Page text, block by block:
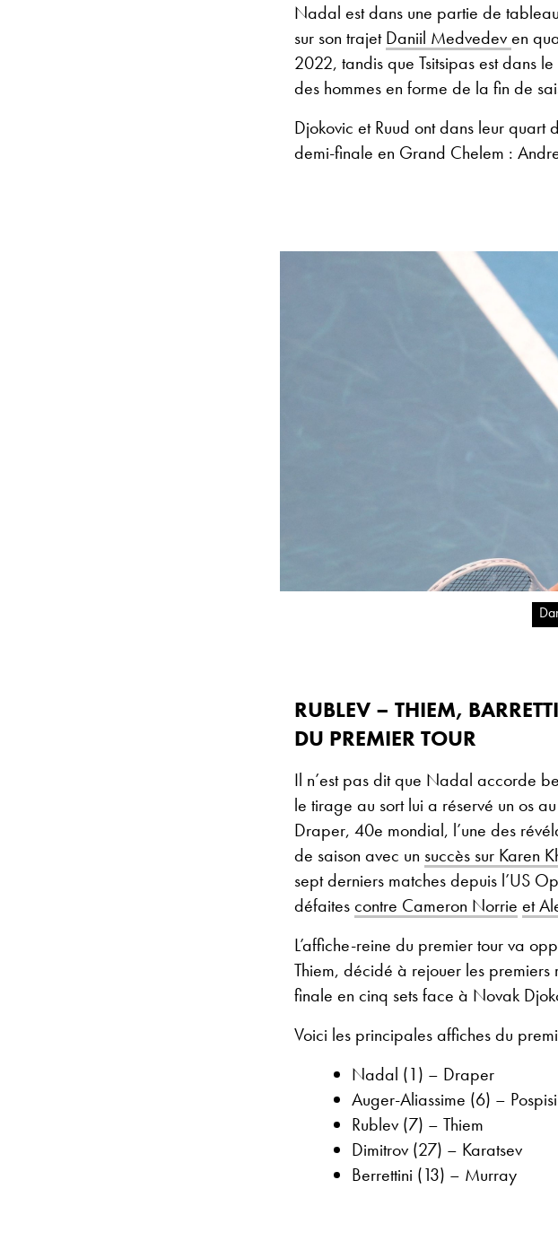
Nadal est dans une partie de
sur son trajetDaniil Medvedeven
2022, tandis que Tsitsipas est dans
des hommes en forme de la fin de
Djokovic et Ruud ont dans leur quart
demi-finale en Grand Chelem :
RUBLEV – THIEM,
DU PREMIER TOUR
Il n’est pas dit que Nadal accorde
le tirage au sort lui a réservé un os
Draper, 40e mondial, l’une des
de saison avec un succès sur Karen
sept derniers matches depuis l’US
défaitescontre Cameron Norrie et
L’affiche-reine du premier tour va
Thiem, décidé à rejouer les
finale en cinq sets face à Novak
Voici les principales affiches du
Nadal (1) – Draper
Auger-Aliassime (6) –
Rublev (7) – Thiem
Dimitrov (27) – Karatsev
Berrettini (13) – Murray